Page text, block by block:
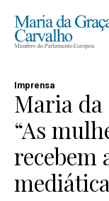
Imprensa
Maria da
“As
recebem